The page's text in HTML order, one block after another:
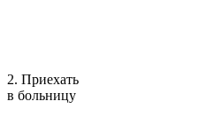
2. Приехать
в больницу